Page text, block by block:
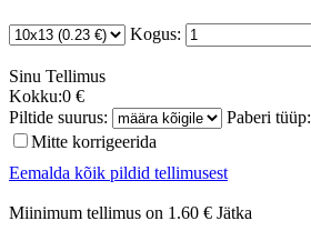
Kogus:
Sinu Tellimus
Kokku:0 €
Piltide suurus:
Paberi tüüp:
Mitte korrigeerida
Eemalda kõik pildid tellimusest
Miinimum tellimus on 1.60 € Jätka